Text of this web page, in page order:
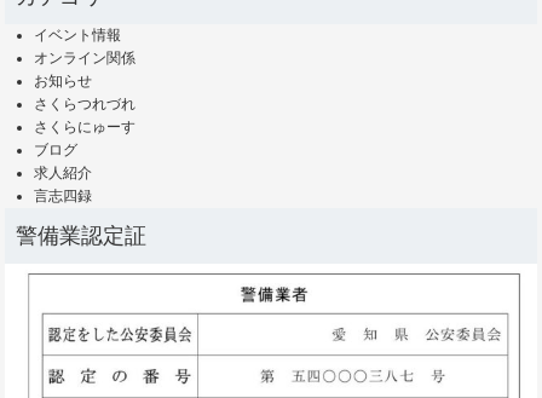
イベント情報
オンライン関係
お知らせ
さくらつれづれ
さくらにゅーす
ブログ
求人紹介
言志四録
警備業認定証